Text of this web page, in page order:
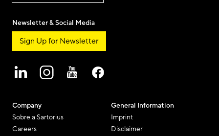
Company
Sobre a Sartorius
Careers
General Information
Imprint
Disclaimer
Newsletter & Social Media
Sign Up for Newsletter